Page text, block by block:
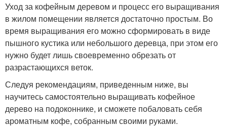
Уход за кофейным деревом и процесс его выращивания
в жилом помещении является достаточно простым. Во
время выращивания его можно сформировать в виде
пышного кустика или небольшого деревца, при этом его
нужно будет лишь своевременно обрезать от
разрастающихся веток.
Следуя рекомендациям, приведенным ниже, вы
научитесь самостоятельно выращивать кофейное
дерево на подоконнике, и сможете побаловать себя
ароматным кофе, собранным своими руками.